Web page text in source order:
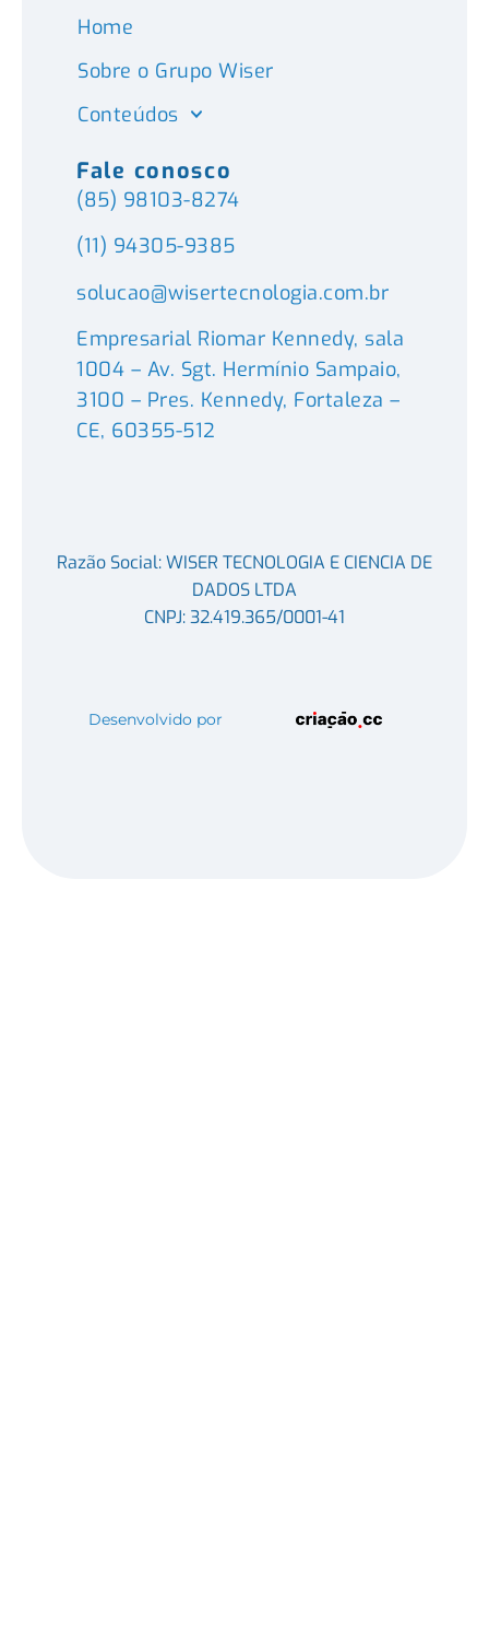
Home
Sobre o Grupo Wiser
Conteúdos
Fale conosco
(85) 98103-8274
(11) 94305-9385
solucao@wisertecnologia.com.br
Empresarial Riomar Kennedy, sala
1004 – Av. Sgt. Hermínio Sampaio,
3100 – Pres. Kennedy, Fortaleza –
CE, 60355-512
Razão Social: WISER TECNOLOGIA E CIENCIA DE
DADOS LTDA
CNPJ: 32.419.365/0001-41
Desenvolvido por